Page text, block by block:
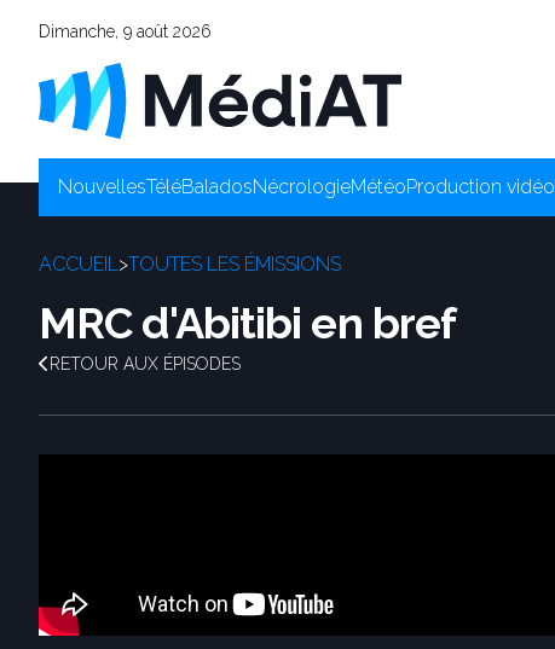
Dimanche, 9 août 2026
NouvellesTéléBaladosNécrologieMétéoProduction vidéo
ACCUEIL>TOUTES LES ÉMISSIONS
MRC d'Abitibi en bref
RETOUR AUX ÉPISODES